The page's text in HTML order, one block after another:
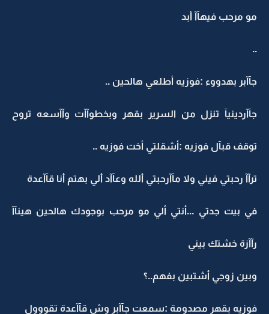
مو مرحب فيهآآ أبد
..
جآآبر بهدووء :فوزيه أطلعي هالحين ..
جآآردينيآ تنزل من السرير بقهر وبخطوآآت وآآسعه تروح
توقف قبآل فوزيه :أشقلتي أخت فوزيه ..
ترآآ رحبتي فيني ولا مآآرحبتي ألله وعآآد ألي بهتم أنا قآآعدة
في بيت جدتي ...أنتي ألي مو مرحب بوجودك هالحين هينآآ
رآآزة خشتك بيني
وبين زوجي أشتبين بفهم..؟
فوزيه بقهر مصدومة :سمعت جآآبر وش قآآعدة تقووول